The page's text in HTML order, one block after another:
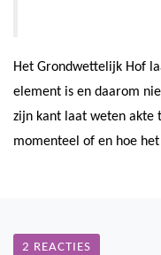
Het Grondwettelijk Hof
element is en daarom
zijn kant laat weten akte
momenteel of en hoe
2 REACTIES